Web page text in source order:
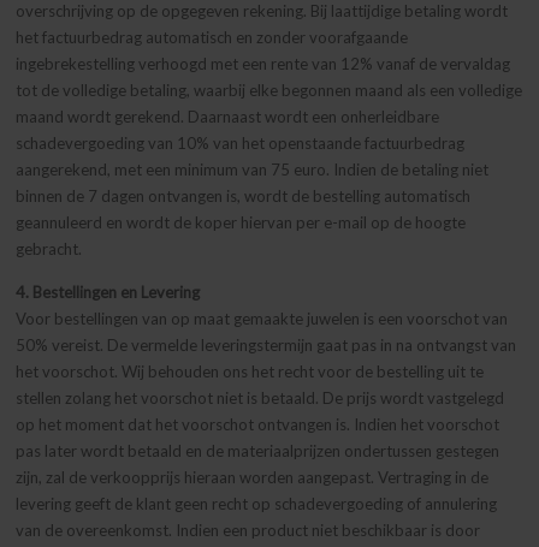
overschrijving op de opgegeven rekening. Bij laattijdige betaling wordt
het factuurbedrag automatisch en zonder voorafgaande
ingebrekestelling verhoogd met een rente van 12% vanaf de vervaldag
tot de volledige betaling, waarbij elke begonnen maand als een volledige
maand wordt gerekend. Daarnaast wordt een onherleidbare
schadevergoeding van 10% van het openstaande factuurbedrag
aangerekend, met een minimum van 75 euro. Indien de betaling niet
binnen de 7 dagen ontvangen is, wordt de bestelling automatisch
geannuleerd en wordt de koper hiervan per e-mail op de hoogte
gebracht.
4. Bestellingen en Levering
Voor bestellingen van op maat gemaakte juwelen is een voorschot van
50% vereist. De vermelde leveringstermijn gaat pas in na ontvangst van
het voorschot. Wij behouden ons het recht voor de bestelling uit te
stellen zolang het voorschot niet is betaald. De prijs wordt vastgelegd
op het moment dat het voorschot ontvangen is. Indien het voorschot
pas later wordt betaald en de materiaalprijzen ondertussen gestegen
zijn, zal de verkoopprijs hieraan worden aangepast. Vertraging in de
levering geeft de klant geen recht op schadevergoeding of annulering
van de overeenkomst. Indien een product niet beschikbaar is door